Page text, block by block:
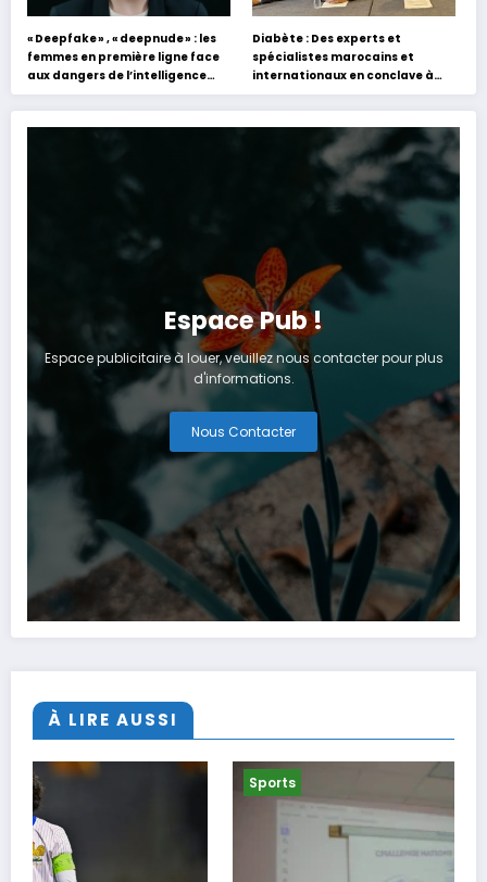
« Deepfake » , « deepnude » : les
femmes en première ligne face
aux dangers de l’intelligence
artificielle
Diabète : Des experts et
spécialistes marocains et
internationaux en conclave à
Tanger
Espace Pub !
Espace publicitaire à louer, veuillez nous contacter pour plus
d'informations.
Nous Contacter
À LIRE AUSSI
Sports